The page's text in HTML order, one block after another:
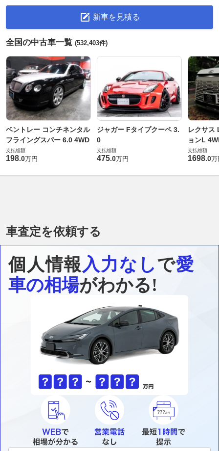
新車を見積る
全国の中古車一覧 (532,403件)
ベントレー コンチネンタル
フライングスパー 6.0 4WD
支払総額
198.0万円
ジャガー Fタイプクーペ 3.
0
支払総額
475.0万円
レクサス
ョンL
支払総額
1698.0万
車査定を依頼する
個人情報 入力なしで愛
車の相場がわかる!